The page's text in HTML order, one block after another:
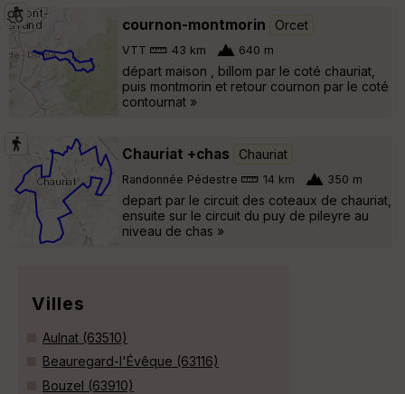
cournon-montmorin Orcet
VTT 43 km 640 m
départ maison , billom par le coté chauriat,
puis montmorin et retour cournon par le coté
contournat »
Chauriat +chas Chauriat
Randonnée Pédestre 14 km 350 m
depart par le circuit des coteaux de chauriat,
ensuite sur le circuit du puy de pileyre au
niveau de chas »
Villes
Aulnat (63510)
Beauregard-l'Évêque (63116)
Bouzel (63910)